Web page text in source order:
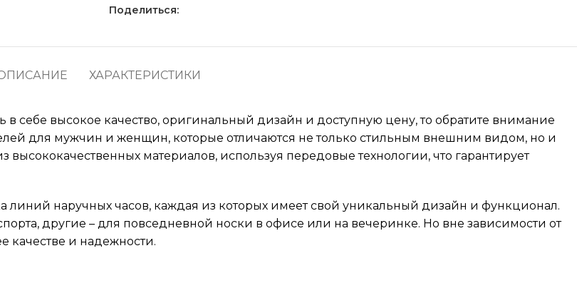
Поделиться:
ХАРАКТЕРИСТИКИ
в себе высокое качество, оригинальный дизайн и доступную цену, то обратите внимание
для мужчин и женщин, которые отличаются не только стильным внешним видом, но и
материалов, используя передовые технологии, что гарантирует
линий наручных часов, каждая из которых имеет свой уникальный дизайн и функционал.
другие – для повседневной носки в офисе или на вечеринке. Но вне зависимости от
качестве и надежности.